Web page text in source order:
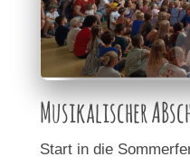
Musikalischer
Start in die